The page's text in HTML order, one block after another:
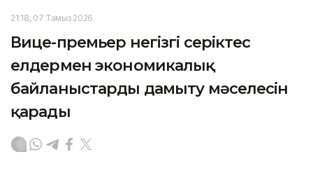
21:18, 07 Тамыз 2026
Вице-премьер негізгі серіктес
елдермен экономикалық
байланыстарды дамыту мәселесін
қарады